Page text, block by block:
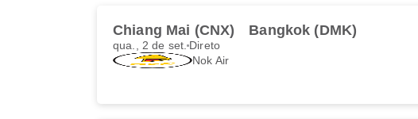
Chiang Mai (CNX) Bangkok (DMK)
qua., 2 de set. Direto
Nok Air